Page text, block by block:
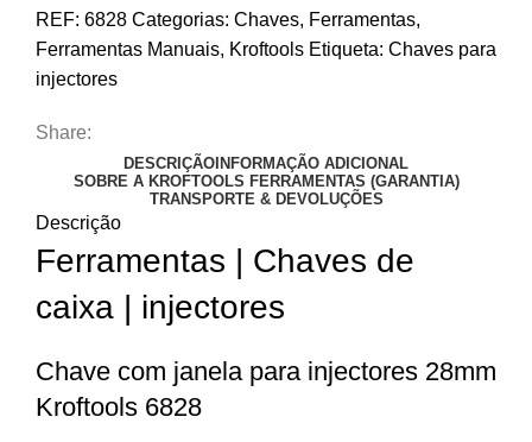
REF: 6828 Categorias: Chaves, Ferramentas,
Ferramentas Manuais, Kroftools Etiqueta: Chaves para
injectores
Share:
DESCRIÇÃOINFORMAÇÃO ADICIONAL
SOBRE A KROFTOOLS FERRAMENTAS (GARANTIA)
TRANSPORTE & DEVOLUÇÕES
Descrição
Ferramentas | Chaves de
caixa | injectores
Chave com janela para injectores 28mm
Kroftools 6828